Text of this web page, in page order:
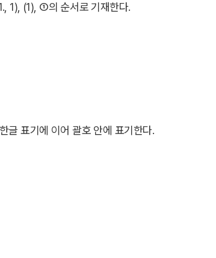
1), (1), ①의 순서로 기재한다.
글 표기에 이어 괄호 안에 표기한다.